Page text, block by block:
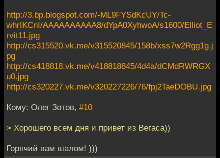
http://3.bp.blogspot.com/-ML9FYSdKcUY/Tc-
whrIKCnI/AAAAAAAAAA8/dYpA0XyhwoA/s1600/Elliot_E
rvit11.jpg
http://cs315520.vk.me/v315520845/158b/xss7w2Rgg1g.j
pg
http://cs418818.vk.me/v418818845/4d4a/dCMdRWRGX
u0.jpg
http://cs320227.vk.me/v320227226/76/fpj2TaeDOBU.jpg
Кому: Олег Зотов, #10
> Хорошего всем дня и привет из Вегаса))
Горячий вам шалом! )))